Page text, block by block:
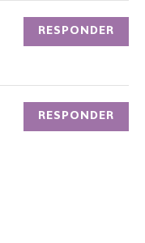
RESPONDER
RESPONDER